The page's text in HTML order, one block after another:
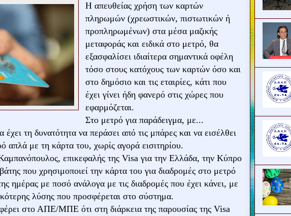
Η απευθείας χρήση των καρτών
πληρωμών (χρεωστικών, πιστωτικών ή
προπληρωμένων) στα μέσα μαζικής
μεταφοράς και ειδικά στο μετρό, θα
εξασφαλίσει ιδιαίτερα σημαντικά οφέλη
τόσο στους κατόχους των καρτών όσο και
στο δημόσιο και τις εταιρίες, κάτι που
έχει γίνει ήδη φανερό στις χώρες που
εφαρμόζεται.
Στο μετρό για παράδειγμα, με...
έχει τη δυνατότητα να περάσει από τις μπάρες και να εισέλθει
απλά με τη κάρτα του, χωρίς αγορά εισιτηρίου.
επικεφαλής της Visa για την Ελλάδα, την Κύπρο
που χρησιμοποιεί την κάρτα του για διαδρομές στο μετρό
ημέρας με ποσό ανάλογα με τις διαδρομές που έχει κάνει, με
λύσης που προσφέρεται στο σύστημα.
στο ΑΠΕ/ΜΠΕ ότι στη διάρκεια της παρουσίας της Visa